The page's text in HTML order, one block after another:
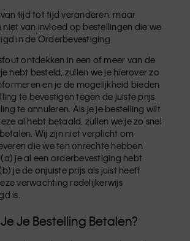
van tijd tot tijd veranderen, maar
niet van invloed op bestellingen die we
in de Orderbevestiging.
ontdekken in een of meer van de
hebt besteld, zullen we je hierover zo
en je de mogelijkheid bieden
te bevestigen tegen de juiste prijs
te annuleren. Als je je bestelling wilt
al hebt betaald, zullen we je zo snel
Wij zijn niet verplicht om
die we ten onrechte hebben
je al een orderbevestiging hebt
je de onjuiste prijs als juist heeft
verwachting redelijkerwijs
is.
Je Bestelling Betalen?